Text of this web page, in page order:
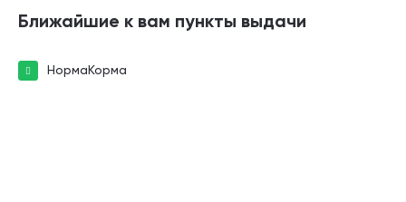
Ближайшие к вам пункты выдачи
НормаКорма